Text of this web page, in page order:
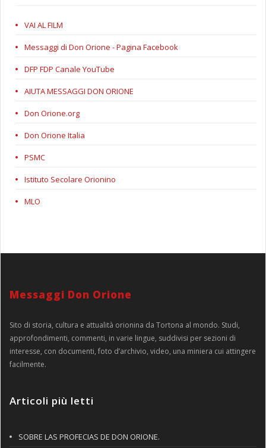
VAI AL FILM
Messaggi di Don Orione - Pagina Facebook
DFP FDP Canale YouTube
AIUTA MESSAGGI DON ORIONE
Don Orione.org
Don Orione Italia
PSMC
Istituto Secolare Orionino
MLO
Messaggi Don Orione
Sito di storia, cultura e attualità orionina da Tortona al mondo. Studi,
approfondimenti, commenti, in varie lingue, suddivisi per sezioni di
interesse, con documenti, foto d’archivio, video, una miniera cui attingere
facilmente.
Articoli più letti
SOBRE LAS PROFECIAS DE DON ORIONE.